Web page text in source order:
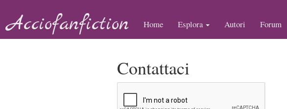
Acciofanfiction Home Esplora Autori Forum
Contattaci